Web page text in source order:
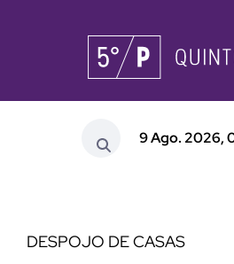
9 Ago. 2026,
DESPOJO DE CASAS